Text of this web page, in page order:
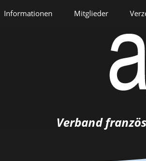
Informationen Mitglieder
Persönlicher Bereich
Verband